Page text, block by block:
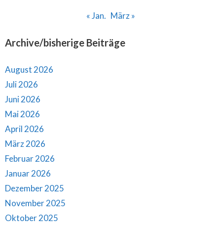
« Jan. März »
Archive/bisherige Beiträge
August 2026
Juli 2026
Juni 2026
Mai 2026
April 2026
März 2026
Februar 2026
Januar 2026
Dezember 2025
November 2025
Oktober 2025